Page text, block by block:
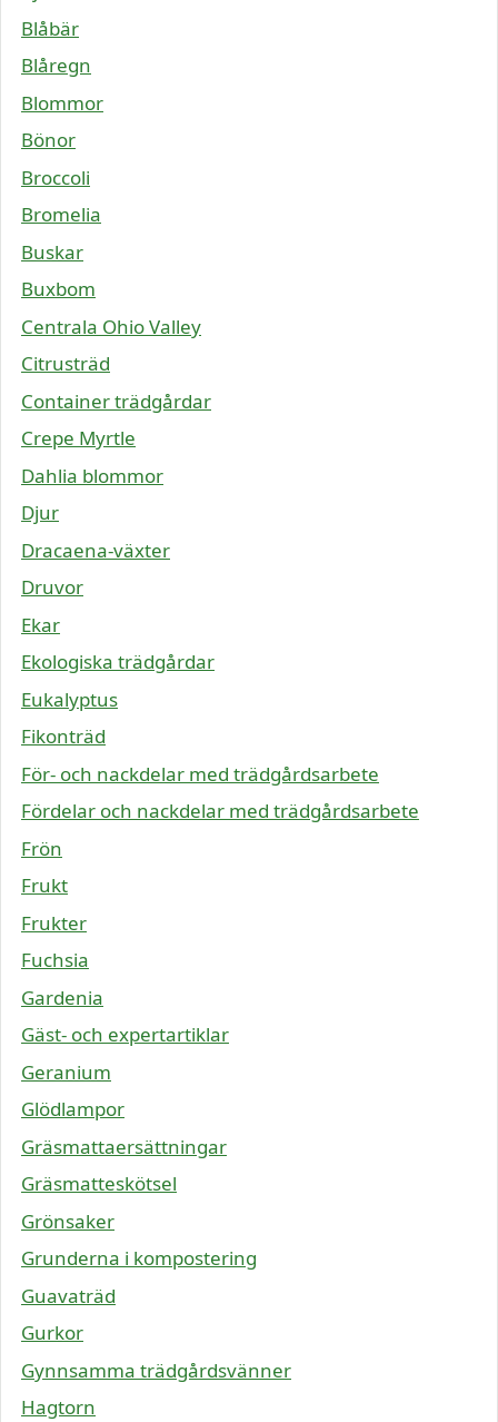
Blåbär
Blåregn
Blommor
Bönor
Broccoli
Bromelia
Buskar
Buxbom
Centrala Ohio Valley
Citrusträd
Container trädgårdar
Crepe Myrtle
Dahlia blommor
Djur
Dracaena-växter
Druvor
Ekar
Ekologiska trädgårdar
Eukalyptus
Fikonträd
För- och nackdelar med trädgårdsarbete
Fördelar och nackdelar med trädgårdsarbete
Frön
Frukt
Frukter
Fuchsia
Gardenia
Gäst- och expertartiklar
Geranium
Glödlampor
Gräsmattaersättningar
Gräsmatteskötsel
Grönsaker
Grunderna i kompostering
Guavaträd
Gurkor
Gynnsamma trädgårdsvänner
Hagtorn